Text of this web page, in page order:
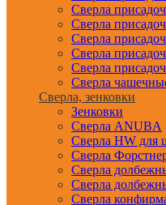
Сверла
Сверла
Сверла
Сверла
Сверла
Сверла
Сверла, зенковки
Зенковки
Сверла ANUBA
Сверла HW для
Сверла
Сверла
Сверла
Сверла